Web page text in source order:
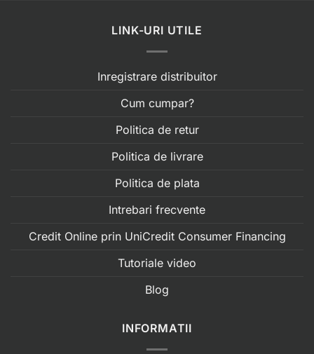
LINK-URI UTILE
Inregistrare distribuitor
Cum cumpar?
Politica de retur
Politica de livrare
Politica de plata
Intrebari frecvente
Credit Online prin UniCredit Consumer Financing
Tutoriale video
Blog
INFORMATII